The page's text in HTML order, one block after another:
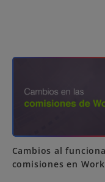
Cambios al
comisiones en